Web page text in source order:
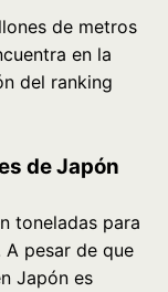
de metros
en la
del ranking
de Japón
toneladas para
pesar de que
Japón es